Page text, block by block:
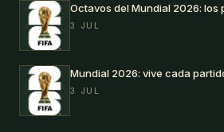
Octavos del Mundial 2026: los
3 JUL
Mundial 2026: vive cada
3 JUL